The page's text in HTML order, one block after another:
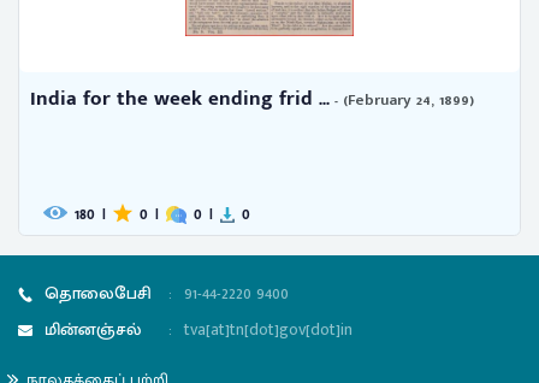
the week ending frid ...- (February 24, 1899)
0 | 0 | 0
India
தொலைபேசி : 91-44-2220 9400
மின்னஞ்சல்
: tva[at]tn[dot]gov[dot]in